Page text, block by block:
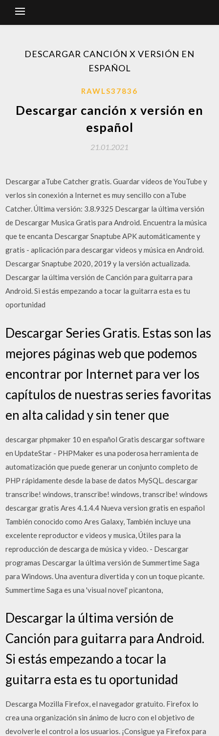
DESCARGAR CANCIÓN X VERSIÓN EN
ESPAÑOL
RAWLS37836
Descargar canción x versión en
español
21.01.2021
Descargar aTube Catcher gratis. Guardar vídeos de YouTube y
verlos sin conexión a Internet es muy sencillo con aTube
Catcher. Última versión: 3.8.9325 Descargar la última versión
de Descargar Musica Gratis para Android. Encuentra la música
que te encanta Descargar Snaptube APK automáticamente y
gratis - aplicación para descargar videos y música en Android.
Descargar Snaptube 2020, 2019 y la versión actualizada.
Descargar la última versión de Canción para guitarra para
Android. Si estás empezando a tocar la guitarra esta es tu
oportunidad
Descargar Series Gratis. Estas son las
mejores páginas web que podemos
encontrar por Internet para ver los
capítulos de nuestras series favoritas
en alta calidad y sin tener que
descargar phpmaker 10 en español Gratis descargar software
en UpdateStar - PHPMaker es una poderosa herramienta de
automatización que puede generar un conjunto completo de
PHP rápidamente desde la base de datos MySQL. descargar
transcribe! windows, transcribe! windows, transcribe! windows
descargar gratis Ares 4.1.4.4 Nueva version gratis en español
También conocido como Ares Galaxy, También incluye una
excelente reproductor e videos y musica, Útiles para la
reproducción de descarga de música y video. - Descargar
programas Descargar la última versión de Summertime Saga
para Windows. Una aventura divertida y con un toque picante.
Summertime Saga es una 'visual novel' picantona,
Descargar la última versión de
Canción para guitarra para Android.
Si estás empezando a tocar la
guitarra esta es tu oportunidad
Descarga Mozilla Firefox, el navegador gratuito. Firefox lo
crea una organización sin ánimo de lucro con el objetivo de
devolverle el control a los usuarios. ¡Consigue ya Firefox para